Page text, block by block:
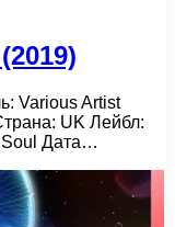
Various Artist
UK Лейбл:
Soul Дата…